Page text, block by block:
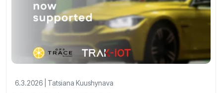
6.3.2026 | Tatsiana Kuushynava